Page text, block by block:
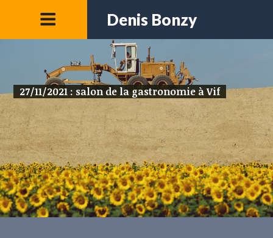
Denis Bonzy
27/11/2021 : salon de la gastronomie à Vif